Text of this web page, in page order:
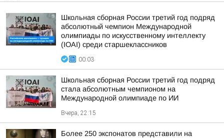
Школьная сборная России третий год подряд
абсолютный чемпион Международной
олимпиады по искусственному интеллекту
(IOAI) среди старшеклассников
00:03
Школьная сборная России третий год подряд
стала абсолютным чемпионом на
Международной олимпиаде по ИИ
Вчера, 22:15
Более 250 экспонатов представили на